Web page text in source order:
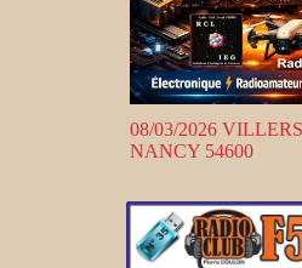
08/03/2026
NANCY 54600